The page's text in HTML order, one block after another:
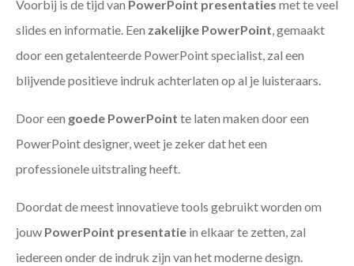
Voorbij is de tijd van PowerPoint presentaties met te veel
slides en informatie. Een zakelijke PowerPoint, gemaakt
door een getalenteerde PowerPoint specialist, zal een
blijvende positieve indruk achterlaten op al je luisteraars.
Door een goede PowerPoint te laten maken door een
PowerPoint designer, weet je zeker dat het een
professionele uitstraling heeft.
Doordat de meest innovatieve tools gebruikt worden om
jouw PowerPoint presentatie in elkaar te zetten, zal
iedereen onder de indruk zijn van het moderne design.